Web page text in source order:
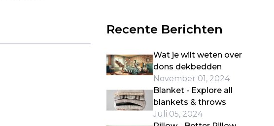
Recente Berichten
Wat je wilt weten over
dons dekbedden
November 01, 2024
Blanket - Explore all
blankets & throws
Juli 05, 2024